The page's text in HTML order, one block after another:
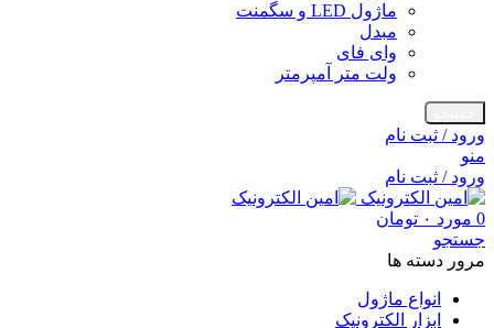
ماژول LED و سگمنت
مبدل
وای فای
ولت متر آمپرمتر
ورود / ثبت نام
منو
ورود / ثبت نام
0 مورد ۰ تومان
جستجو
مرور دسته ها
انواع ماژول
ابزار الکترونیک